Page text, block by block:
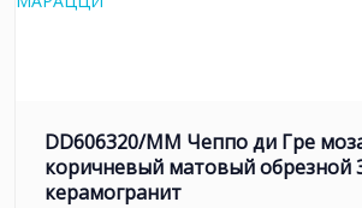
DD606320/MM Чеппо ди Гре
коричневый матовый обрезной
керамогранит